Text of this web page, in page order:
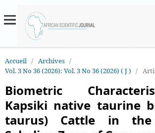
Accueil / Archives /
Vol. 3 No 36 (2026): Vol. 3 No 36 (2026) ( J ) /
Biometric
Kapsiki native taurine
taurus) Cattle in the